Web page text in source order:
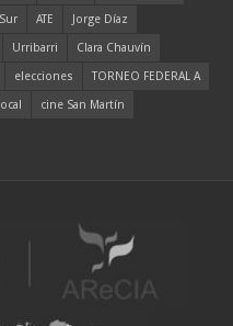
ATE
Jorge Díaz
Urribarri
Clara Chauvín
elecciones
TORNEO FEDERAL A
cine San Martín